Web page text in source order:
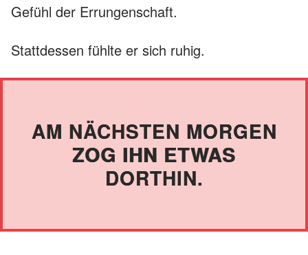
Gefühl der Errungenschaft.
Stattdessen fühlte er sich ruhig.
AM NÄCHSTEN MORGEN
ZOG IHN ETWAS
DORTHIN.